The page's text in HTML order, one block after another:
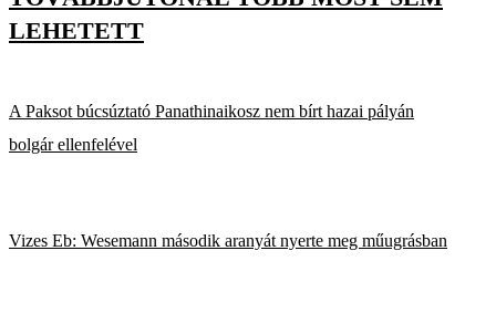
LEHETETT
A Paksot búcsúztató Panathinaikosz nem bírt hazai pályán
bolgár ellenfelével
Vizes Eb: Wesemann második aranyát nyerte meg műugrásban